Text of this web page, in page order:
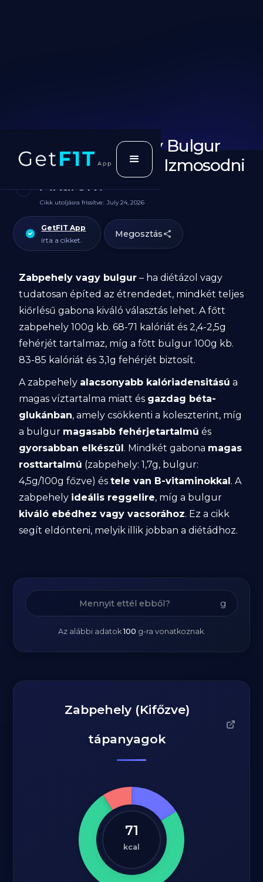
Zabpehely vagy Bulgur
jobb ha Fogyni, Izmosodni
Akarok?
Cikk utoljásra frissítve: July 24, 2026
GetFIT App
írta a cikket.
Megosztás
Zabpehely vagy bulgur – ha diétázol vagy
tudatosan építed az étrendedet, mindkét teljes
kiőrlésű gabona kiváló választás lehet. A főtt
zabpehely 100g kb. 68-71 kalóriát és 2,4-2,5g
fehérjét tartalmaz, míg a főtt bulgur 100g kb.
83-85 kalóriát és 3,1g fehérjét biztosít.
A zabpehely alacsonyabb kalóriadensitású a
magas víztartalma miatt és gazdag béta-
glukánban, amely csökkenti a koleszterint, míg
a bulgur magasabb fehérjetartalmú és
gyorsabban elkészül. Mindkét gabona magas
rosttartalmú (zabpehely: 1,7g, bulgur:
4,5g/100g főzve) éstele van B-vitaminokkal. A
zabpehely ideális reggelire, míg a bulgur
kiváló ebédhez vagy vacsorához. Ez a cikk
segít eldönteni, melyik illik jobban a diétádhoz.
g
Az alábbi adatok100 g-ra vonatkoznak.
Zabpehely (Kifőzve)
tápanyagok
71
kcal